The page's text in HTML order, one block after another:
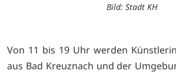
Bild: Stadt KH
Von 11 bis 19 Uhr werden
aus Bad Kreuznach und der